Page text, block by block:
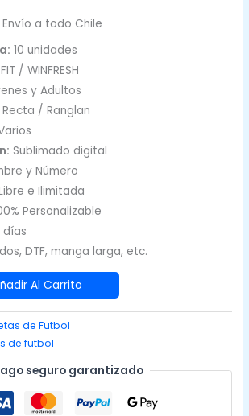
Envío a todo Chile
10 unidades
/ WINFRESH
y Adultos
Recta / Ranglan
Sublimado digital
y Número
e Ilimitada
Personalizable
días
DTF, manga larga, etc.
Al Carrito
de Futbol
de futbol
seguro garantizado